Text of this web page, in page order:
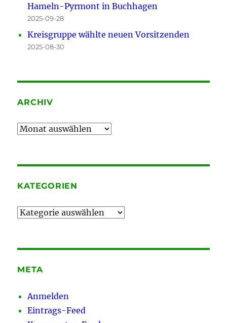
Hameln-Pyrmont in Buchhagen
2025-09-28
Kreisgruppe wählte neuen Vorsitzenden
2025-08-30
ARCHIV
Archiv
KATEGORIEN
Kategorien
META
Anmelden
Eintrags-Feed